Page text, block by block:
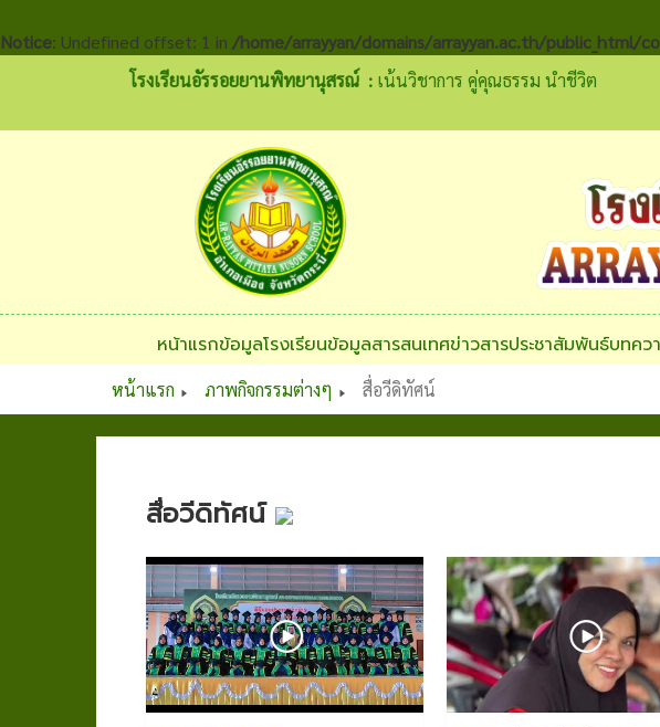
Notice: Undefined offset: 1 in /home/arrayyan/domains/arrayyan.ac.th/public_html/
โรงเรียนอัรรอยยานพิทยานุสรณ์ : เน้นวิชาการ คู่คุณธรรม นำชีวิต
หน้าแรกข้อมูลโรงเรียนข้อมูลสารสนเทศข่าวสารประชาสัมพันธ์บทคว
หน้าแรก ภาพกิจกรรมต่างๆ สื่อวีดิทัศน์
สื่อวีดิทัศน์